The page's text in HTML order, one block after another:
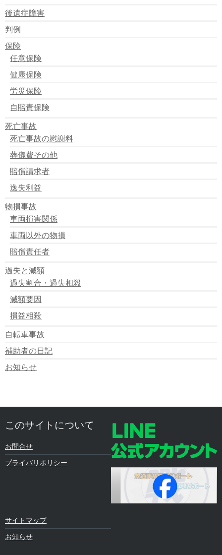
後遺症障害
判例
保険
任意保険
健康保険
労災保険
自賠責保険
死亡事故
死亡事故の慰謝料
葬儀費その他
賠償請求者
逸失利益
物損事故
車両損害関係
車両以外の物損
賠償責任者
過失と減額
過失割合・過失相殺
減額要因
損益相殺
自転車事故
補助者の日記
お知らせ
このサイトについて
お問合せ
プライバリポリシー
サイトマップ
お知らせ